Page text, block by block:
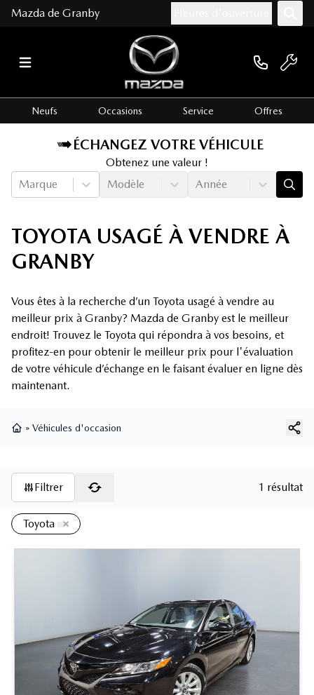
Mazda de Granby
Neufs Occasions Service Offres
ÉCHANGEZ VOTRE VÉHICULE
Obtenez une valeur !
Marque
Modèle Année
TOYOTA USAGÉ À VENDRE À
GRANBY
Vous êtes à la recherche d’un Toyota usagé à vendre au
meilleur prix à Granby? Mazda de Granby est le meilleur
endroit! Trouvez le Toyota qui répondra à vos besoins, et
profitez-en pour obtenir le meilleur prix pour l'évaluation
de votre véhicule d’échange en le faisant évaluer en ligne dès
maintenant.
» Véhicules d'occasion
Filtrer 1 résultat
Toyota